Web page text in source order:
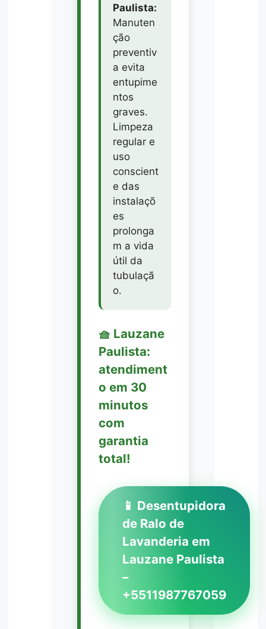
Paulista:
Manuten
ção
preventiv
a evita
entupime
ntos
graves.
Limpeza
regular e
uso
conscient
e das
instalaçõ
es
prolonga
m a vida
útil da
tubulaçã
o.
🧺 Lauzane
Paulista:
atendiment
o em 30
minutos
com
garantia
total!
📱 Desentupidora
de Ralo de
Lavanderia em
Lauzane Paulista
–
+5511987767059